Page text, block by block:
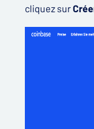
cliquez sur